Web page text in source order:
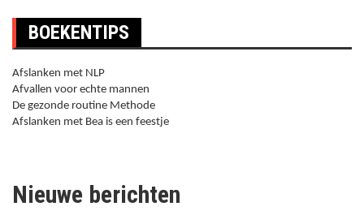
BOEKENTIPS
Afslanken met NLP
Afvallen voor echte mannen
De gezonde routine Methode
Afslanken met Bea is een feestje
Nieuwe berichten